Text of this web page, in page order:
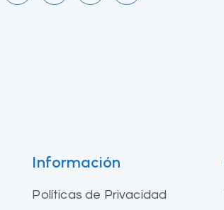
Información
Políticas de Privacidad